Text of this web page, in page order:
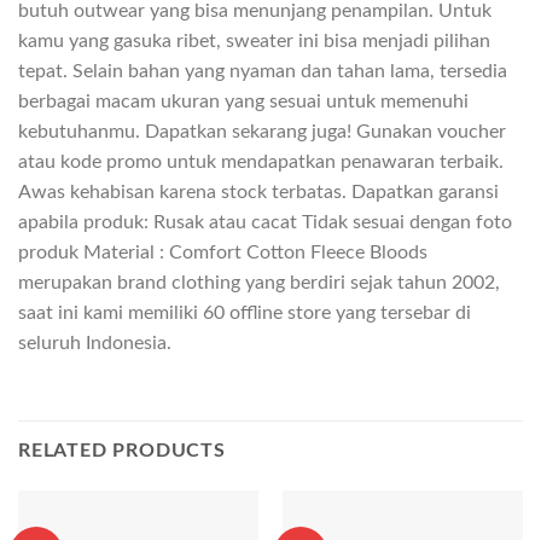
butuh outwear yang bisa menunjang penampilan. Untuk
kamu yang gasuka ribet, sweater ini bisa menjadi pilihan
tepat. Selain bahan yang nyaman dan tahan lama, tersedia
berbagai macam ukuran yang sesuai untuk memenuhi
kebutuhanmu. Dapatkan sekarang juga! Gunakan voucher
atau kode promo untuk mendapatkan penawaran terbaik.
Awas kehabisan karena stock terbatas. Dapatkan garansi
apabila produk: Rusak atau cacat Tidak sesuai dengan foto
produk Material : Comfort Cotton Fleece Bloods
merupakan brand clothing yang berdiri sejak tahun 2002,
saat ini kami memiliki 60 offline store yang tersebar di
seluruh Indonesia.
RELATED PRODUCTS